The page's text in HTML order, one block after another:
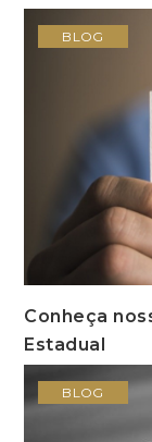
BLOG
Conheça
Estadual
BLOG